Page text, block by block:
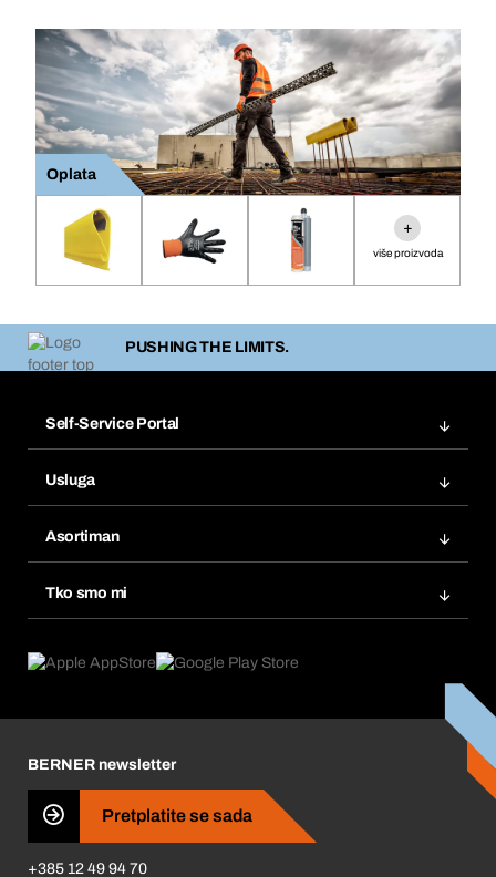
Oplata
+
više proizvoda
PUSHING THE LIMITS.
Self-Service Portal
Popisi želja
Ponovno naručivanje
Pretplate
Usluga
Tražitelji proizvoda
Asortiman
Tko smo mi
Što nas pokreće
Business Conduct
BERNER newsletter
Pretplatite se sada
+385 12 49 94 70